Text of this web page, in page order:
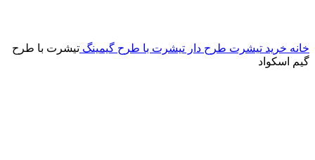
خانه خرید تیشرت طرح دار تیشرت با طرح گیمینگ تیشرت با طرح
گیم اسکواد